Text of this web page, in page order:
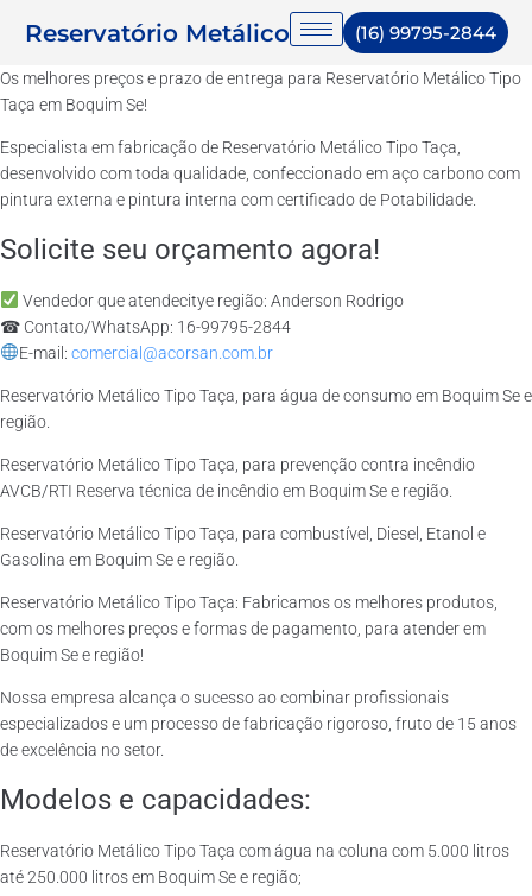
Reservatório Metálico (16) 99795-2844
Os melhores preços e prazo de entrega para Reservatório Metálico Tipo
Taça em Boquim Se!
Especialista em fabricação de Reservatório Metálico Tipo Taça,
desenvolvido com toda qualidade, confeccionado em aço carbono com
pintura externa e pintura interna com certificado de Potabilidade.
Solicite seu orçamento agora!
Vendedor que atendecitye região: Anderson Rodrigo
☎ Contato/WhatsApp: 16-99795-2844
E-mail: comercial@acorsan.com.br
Reservatório Metálico Tipo Taça, para água de consumo em Boquim Se e
região.
Reservatório Metálico Tipo Taça, para prevenção contra incêndio
AVCB/RTI Reserva técnica de incêndio em Boquim Se e região.
Reservatório Metálico Tipo Taça, para combustível, Diesel, Etanol e
Gasolina em Boquim Se e região.
Reservatório Metálico Tipo Taça: Fabricamos os melhores produtos,
com os melhores preços e formas de pagamento, para atender em
Boquim Se e região!
Nossa empresa alcança o sucesso ao combinar profissionais
especializados e um processo de fabricação rigoroso, fruto de 15 anos
de excelência no setor.
Modelos e capacidades:
Reservatório Metálico Tipo Taça com água na coluna com 5.000 litros
até 250.000 litros em Boquim Se e região;